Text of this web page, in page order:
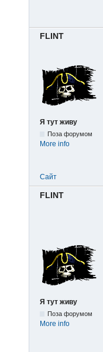
FLINT
Я тут живу
Поза форумом
More info
Сайт
FLINT
Я тут живу
Поза форумом
More info